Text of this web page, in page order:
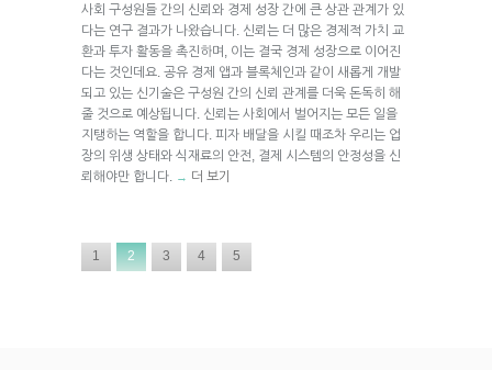
사회 구성원들 간의 신뢰와 경제 성장 간에 큰 상관 관계가 있
다는 연구 결과가 나왔습니다. 신뢰는 더 많은 경제적 가치 교
환과 투자 활동을 촉진하며, 이는 결국 경제 성장으로 이어진
다는 것인데요. 공유 경제 앱과 블록체인과 같이 새롭게 개발
되고 있는 신기술은 구성원 간의 신뢰 관계를 더욱 돈독히 해
줄 것으로 예상됩니다. 신뢰는 사회에서 벌어지는 모든 일을
지탱하는 역할을 합니다. 피자 배달을 시킬 때조차 우리는 업
장의 위생 상태와 식재료의 안전, 결제 시스템의 안정성을 신
뢰해야만 합니다.
→ 더 보기
1 2 3 4 5